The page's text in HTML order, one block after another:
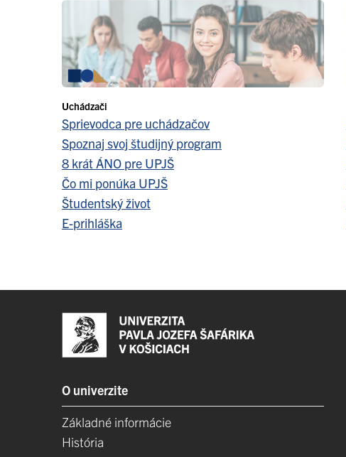
Uchádzači
Sprievodca pre uchádzačov
Spoznaj svoj študijný program
8 krát ÁNO pre UPJŠ
Čo mi ponúka UPJŠ
Študentský život
E-prihláška
O univerzite
Základné informácie
História